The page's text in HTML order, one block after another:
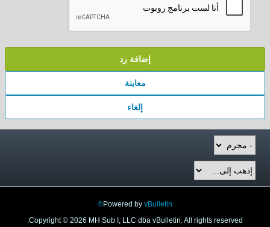
إضافة رد
معاينة
إلغاء
Powered by vBulletin®
Copyright © 2026 MH Sub I, LLC dba vBulletin. All rights reserved.